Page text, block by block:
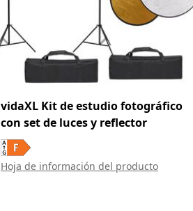
vidaXL Kit de estudio fotográfico
con set de luces y reflector
Hoja de información del producto